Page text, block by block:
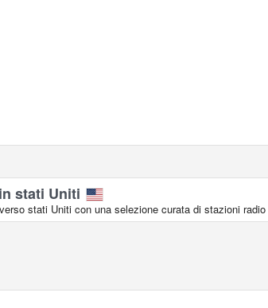
stati Uniti
stati Uniti con una selezione curata di stazioni radio